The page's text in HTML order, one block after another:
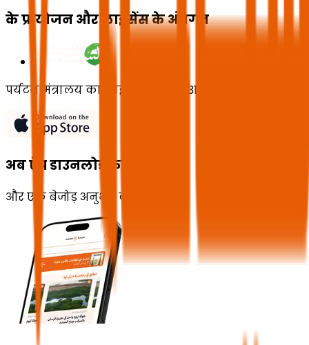
के प्रायोजन और लाइसेंस के अंतर्गत
पर्यटन मंत्रालय का लाइसेंस संख्या 73102191
अब ऐप डाउनलोड करें
और एक बेजोड़ अनुभव का आनंद लें!